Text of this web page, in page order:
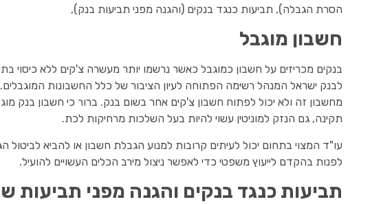
הסרת הגבלה), תביעות כנגד בנקים (והגנה מפני תביעות בנק),
חשבון מוגבל
בנקים מכריזים על חשבון כמוגבל כאשר נרשמו יותר מעשרה צ'קים ללא כיסוי
לבנק ישראל המנהל רשימה הפתוחה לעיון הציבור של כלל החשבונות
מחשבון זה ולא יכול לפתוח חשבון צ'קים אחר בשום בנק. ברור כי חשבון בנק
תקינה, גם הנזק למוניטין עשוי להיות בעל השלכות מרחיקות לכת.
עו"ד המצוי בתחום יכול לעיתים קרובות למנוע הגבלת חשבון או להביא
לפנות בהקדם לייעוץ משפטי כדי לאפשר ניצול מירב הכלים העשויים להועיל.
תביעות כנגד בנקים והגנה מפני תביעות